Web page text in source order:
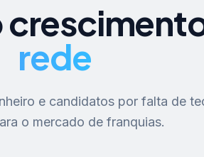
rede
e candidatos por falta de
o mercado de franquias.